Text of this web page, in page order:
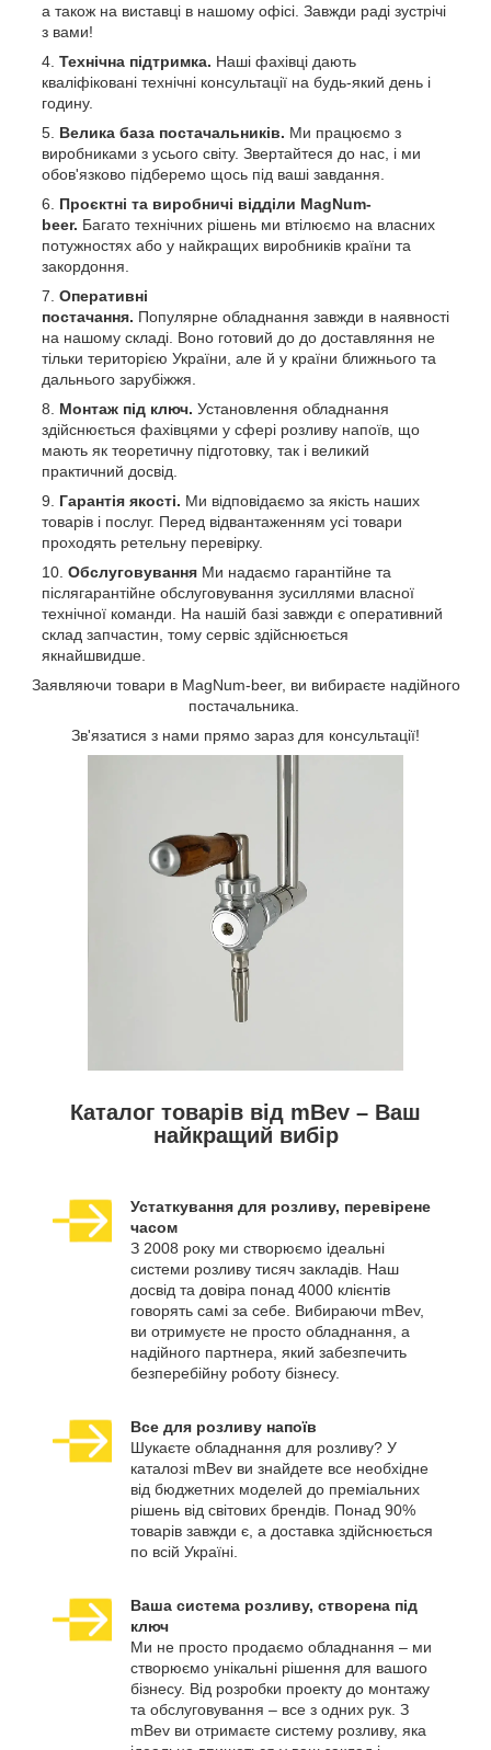
а також на виставці в нашому офісі. Завжди раді зустрічі
з вами!
Технічна підтримка. Наші фахівці дають
кваліфіковані технічні консультації на будь-який день і
годину.
Велика база постачальників. Ми працюємо з
виробниками з усього світу. Звертайтеся до нас, і ми
обов'язково підберемо щось під ваші завдання.
Проєктні та виробничі відділи MagNum-
beer. Багато технічних рішень ми втілюємо на власних
потужностях або у найкращих виробників країни та
закордоння.
Оперативні
постачання. Популярне обладнання завжди в наявності
на нашому складі. Воно готовий до до доставляння не
тільки територією України, але й у країни ближнього та
дальнього зарубіжжя.
Монтаж під ключ. Установлення обладнання
здійснюється фахівцями у сфері розливу напоїв, що
мають як теоретичну підготовку, так і великий
практичний досвід.
Гарантія якості. Ми відповідаємо за якість наших
товарів і послуг. Перед відвантаженням усі товари
проходять ретельну перевірку.
Обслуговування Ми надаємо гарантійне та
післягарантійне обслуговування зусиллями власної
технічної команди. На нашій базі завжди є оперативний
склад запчастин, тому сервіс здійснюється
якнайшвидше.
Заявляючи товари в MagNum-beer, ви вибираєте надійного
постачальника.
Зв'язатися з нами прямо зараз для консультації!
Каталог товарів від mBev – Ваш
найкращий вибір
Устаткування для розливу, перевірене
часом
З 2008 року ми створюємо ідеальні
системи розливу тисяч закладів. Наш
досвід та довіра понад 4000 клієнтів
говорять самі за себе. Вибираючи mBev,
ви отримуєте не просто обладнання, а
надійного партнера, який забезпечить
безперебійну роботу бізнесу.
Все для розливу напоїв
Шукаєте обладнання для розливу? У
каталозі mBev ви знайдете все необхідне
від бюджетних моделей до преміальних
рішень від світових брендів. Понад 90%
товарів завжди є, а доставка здійснюється
по всій Україні.
Ваша система розливу, створена під
ключ
Ми не просто продаємо обладнання – ми
створюємо унікальні рішення для вашого
бізнесу. Від розробки проекту до монтажу
та обслуговування – все з одних рук. З
mBev ви отримаєте систему розливу, яка